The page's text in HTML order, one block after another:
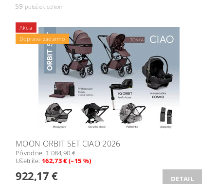
59 položiek celkom
Akcia
Doprava zadarmo
MOON ORBIT SET CIAO 2026
Pôvodne: 1 084,90 €
Ušetríte: 162,73 € (–15 %)
922,17 € DETAIL